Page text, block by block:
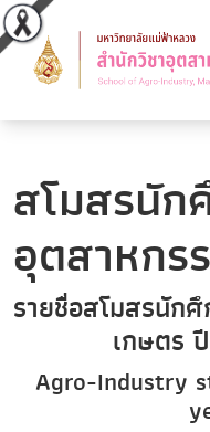
สโมสรนัก
อุตสาหกร
รายชื่อสโมสรนัก
เกษตร
Agro-Industry